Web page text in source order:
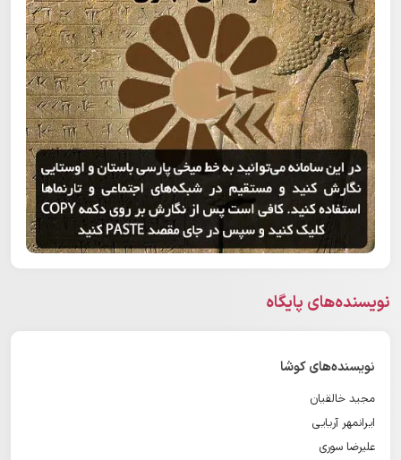
نویسنده‌های پایگاه
نویسنده‌های کوشا
مجید خالقیان
ایرانمهر آریایی
علیرضا سوری